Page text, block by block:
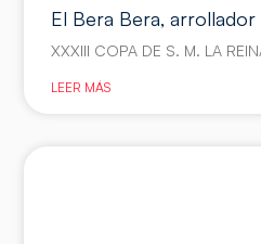
El Bera Bera, arrollador
XXXIII COPA DE S. M. LA
LEER MÁS